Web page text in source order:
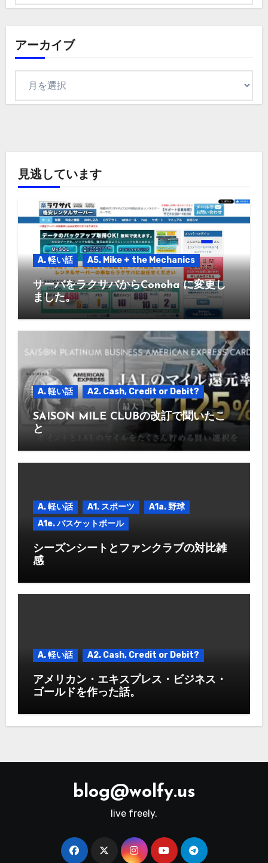
アーカイブ
見逃しています
A. 軽い話 A5. Mike + the Mechanics
サーバをラクサバからConoha に変更し
ました。
A. 軽い話 A2. Cash, Credit or Debit?
SAISON MILE CLUBの改訂で聞いたこ
と
A. 軽い話 A1. スポーツ
A1a. 野球
A1e. バスケットボール
シーズンシートとファンクラブの対比雑
感
A. 軽い話 A2. Cash, Credit or Debit?
アメリカン・エキスプレス・ビジネス・
ゴールドを作った話。
blog@wolfy.us
live freely.